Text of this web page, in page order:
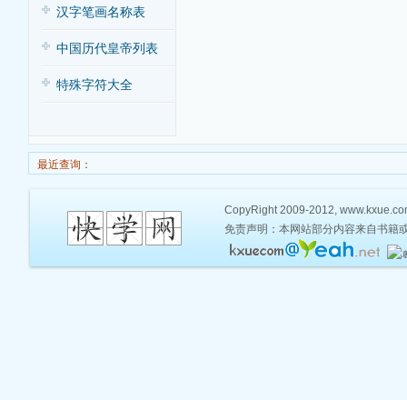
汉字笔画名称表
中国历代皇帝列表
特殊字符大全
最近查询：
CopyRight 2009-2012,
免责声明：本网站部分内容来自书籍